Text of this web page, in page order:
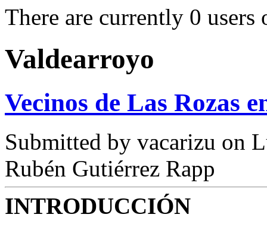
There are currently 0 users
Valdearroyo
Vecinos de Las Rozas
Submitted by vacarizu on
Rubén Gutiérrez Rapp
INTRODUCCIÓN